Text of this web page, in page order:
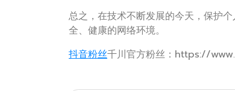
总之，在技术不断发展的今天，保护
全、健康的网络环境。
抖音粉丝千川官方粉丝：https://